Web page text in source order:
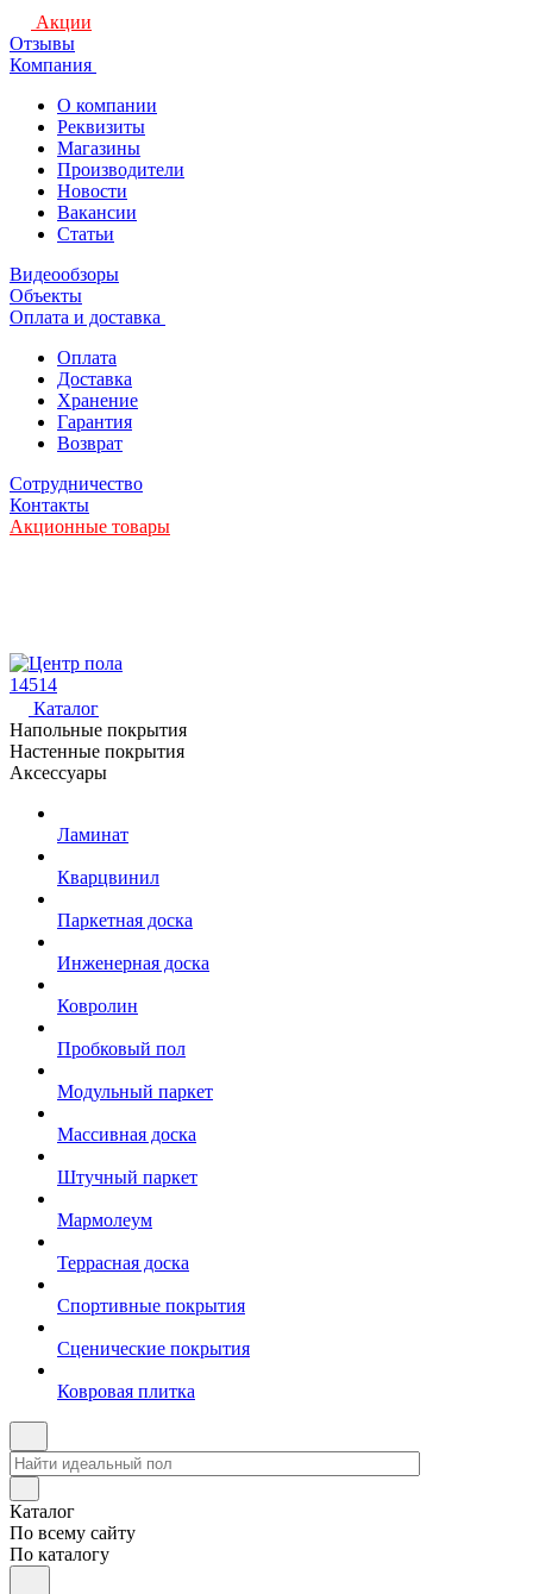
Акции
Отзывы
Компания
О компании
Реквизиты
Магазины
Производители
Новости
Вакансии
Статьи
Видеообзоры
Объекты
Оплата и доставка
Оплата
Доставка
Хранение
Гарантия
Возврат
Сотрудничество
Контакты
Акционные товары
14514
Каталог
Напольные покрытия
Настенные покрытия
Аксессуары
Ламинат
Кварцвинил
Паркетная доска
Инженерная доска
Ковролин
Пробковый пол
Модульный паркет
Массивная доска
Штучный паркет
Мармолеум
Террасная доска
Спортивные покрытия
Сценические покрытия
Ковровая плитка
Каталог
По всему сайту
По каталогу